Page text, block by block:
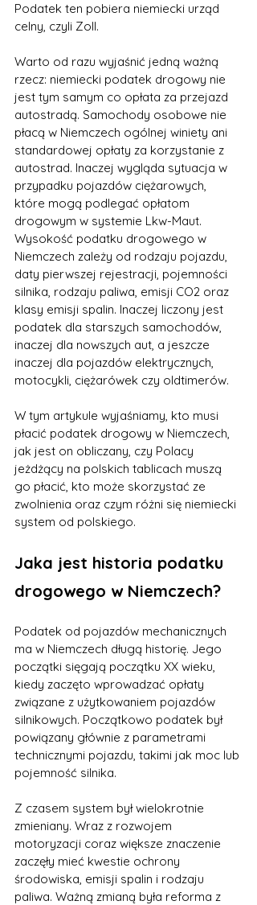
Podatek ten pobiera niemiecki urząd
celny, czyli Zoll.
Warto od razu wyjaśnić jedną ważną
rzecz: niemiecki podatek drogowy nie
jest tym samym co opłata za przejazd
autostradą. Samochody osobowe nie
płacą w Niemczech ogólnej winiety ani
standardowej opłaty za korzystanie z
autostrad. Inaczej wygląda sytuacja w
przypadku pojazdów ciężarowych,
które mogą podlegać opłatom
drogowym w systemie Lkw-Maut.
Wysokość podatku drogowego w
Niemczech zależy od rodzaju pojazdu,
daty pierwszej rejestracji, pojemności
silnika, rodzaju paliwa, emisji CO2 oraz
klasy emisji spalin. Inaczej liczony jest
podatek dla starszych samochodów,
inaczej dla nowszych aut, a jeszcze
inaczej dla pojazdów elektrycznych,
motocykli, ciężarówek czy oldtimerów.
W tym artykule wyjaśniamy, kto musi
płacić podatek drogowy w Niemczech,
jak jest on obliczany, czy Polacy
jeżdżący na polskich tablicach muszą
go płacić, kto może skorzystać ze
zwolnienia oraz czym różni się niemiecki
system od polskiego.
Jaka jest historia podatku
drogowego w Niemczech?
Podatek od pojazdów mechanicznych
ma w Niemczech długą historię. Jego
początki sięgają początku XX wieku,
kiedy zaczęto wprowadzać opłaty
związane z użytkowaniem pojazdów
silnikowych. Początkowo podatek był
powiązany głównie z parametrami
technicznymi pojazdu, takimi jak moc lub
pojemność silnika.
Z czasem system był wielokrotnie
zmieniany. Wraz z rozwojem
motoryzacji coraz większe znaczenie
zaczęły mieć kwestie ochrony
środowiska, emisji spalin i rodzaju
paliwa. Ważną zmianą była reforma z